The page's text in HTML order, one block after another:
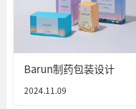
Barun制药包装设计
2024.11.09